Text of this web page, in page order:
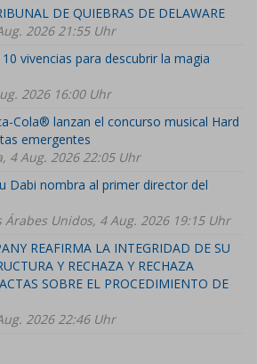
DE QUIEBRAS DE DELAWARE
2026 21:55 Uhr
vivencias para descubrir la magia
2026 16:00 Uhr
Cola® lanzan el concurso musical Hard
emergentes
4 Aug. 2026 22:05 Uhr
Dabi nombra al primer director del
Árabes Unidos, 4 Aug. 2026 19:15 Uhr
REAFIRMA LA INTEGRIDAD DE SU
Y RECHAZA Y RECHAZA
SOBRE EL PROCEDIMIENTO DE
2026 22:46 Uhr